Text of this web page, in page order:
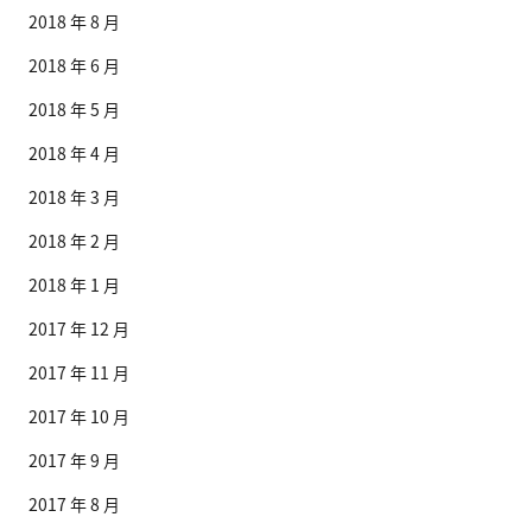
2018 年 8 月
2018 年 6 月
2018 年 5 月
2018 年 4 月
2018 年 3 月
2018 年 2 月
2018 年 1 月
2017 年 12 月
2017 年 11 月
2017 年 10 月
2017 年 9 月
2017 年 8 月